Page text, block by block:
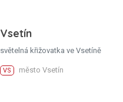
Vsetín
světelná křižovatka ve Vsetíně
VS město Vsetín